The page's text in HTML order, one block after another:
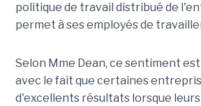
politique de travail distribué de
permet à ses employés de
Selon Mme Dean, ce sentiment
avec le fait que certaines
d'excellents résultats lorsque